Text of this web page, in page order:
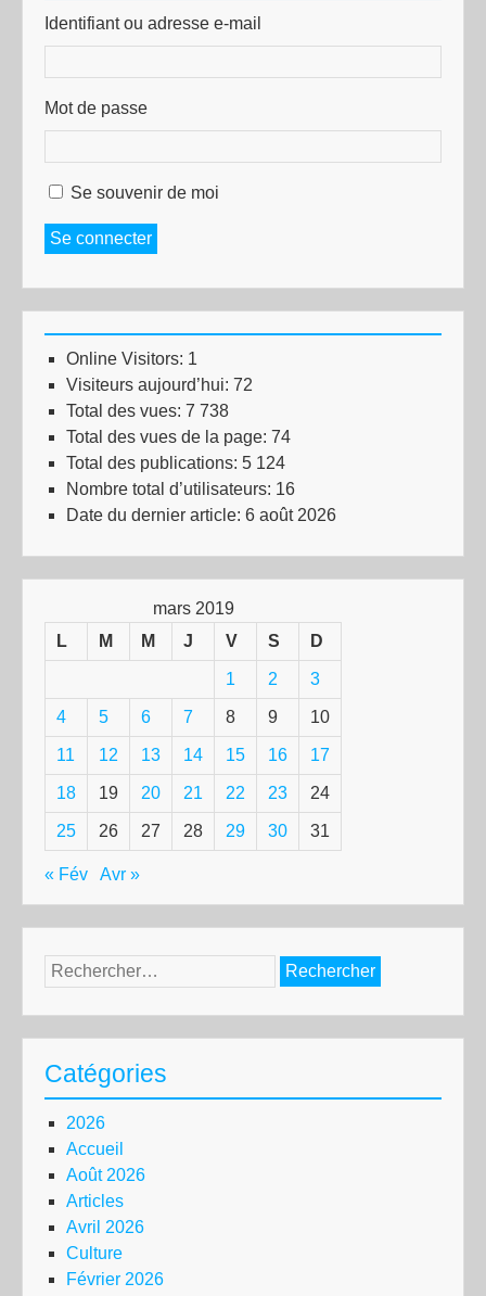
Identifiant ou adresse e-mail
Mot de passe
Se souvenir de moi
Se connecter
Online Visitors: 1
Visiteurs aujourd’hui: 72
Total des vues: 7 738
Total des vues de la page: 74
Total des publications: 5 124
Nombre total d’utilisateurs: 16
Date du dernier article: 6 août 2026
mars 2019
L
M M J V S D
1 2 3
4 5 6 7 8 9 10
11 12 13 14 15 16 17
18 19 20 21 22 23 24
25 26 27 28 29 30 31
« Fév Avr »
Rechercher :
Catégories
2026
Accueil
Août 2026
Articles
Avril 2026
Culture
Février 2026